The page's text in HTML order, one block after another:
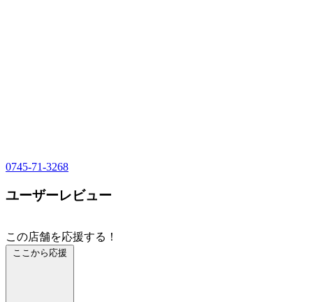
0745-71-3268
ユーザーレビュー
この店舗を応援する！
ここから応援